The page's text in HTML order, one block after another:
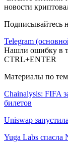
новости
Подписывайтесь
Telegram
Нашли ошибку в
CTRL+ENTER
Материалы по
Chainalysis: FIFA
билетов
Uniswap
Yuga Labs спасла